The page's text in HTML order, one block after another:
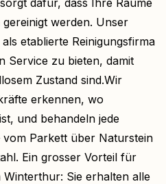
werden. Unser
etablierte Reinigungsfirma
Service zu bieten, damit
Zustand sind.Wir
erkennen, wo
und behandeln jede
Parkett über Naturstein
Ein grosser Vorteil für
Sie erhalten alle